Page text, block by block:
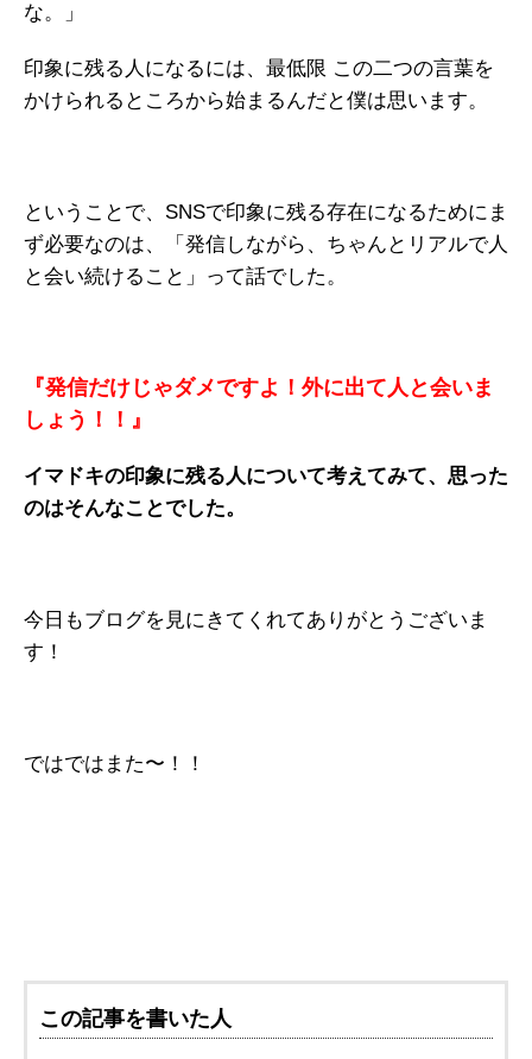
な。」
印象に残る人になるには、最低限 この二つの言葉を
かけられるところから始まるんだと僕は思います。
ということで、SNSで印象に残る存在になるためにま
ず必要なのは、「発信しながら、ちゃんとリアルで人
と会い続けること」って話でした。
『発信だけじゃダメですよ！外に出て人と会いま
しょう！！』
イマドキの印象に残る人について考えてみて、思った
のはそんなことでした。
今日もブログを見にきてくれてありがとうございま
す！
ではではまた〜！！
この記事を書いた人